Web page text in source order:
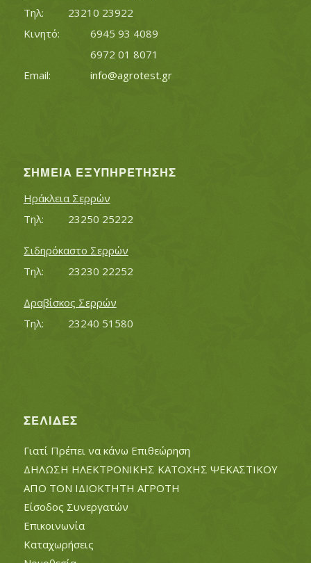
Τηλ:		23210 23922
Κινητό:		6945 93 4089
			6972 01 8071
info@agrotest.gr
ΣΗΜΕΊΑ ΕΞΥΠΗΡΈΤΗΣΗΣ
Ηράκλεια Σερρών
Τηλ:		23250 25222
Σιδηρόκαστο Σερρών
Τηλ:		23230 22252
Δραβίσκος Σερρών
Τηλ:		23240 51580
ΣΕΛΊΔΕΣ
Γιατί Πρέπει να κάνω Επιθεώρηση
ΔΗΛΩΣΗ ΗΛΕΚΤΡΟΝΙΚΗΣ ΚΑΤΟΧΗΣ ΨΕΚΑΣΤΙΚΟΥ
ΑΠΟ ΤΟΝ ΙΔΙΟΚΤΗΤΗ ΑΓΡΟΤΗ
Είσοδος Συνεργατών
Επικοινωνία
Καταχωρήσεις